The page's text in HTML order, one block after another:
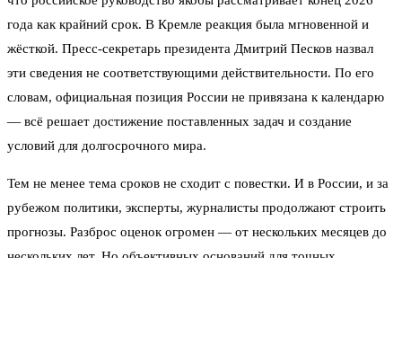
года как крайний срок. В Кремле реакция была мгновенной и
жёсткой. Пресс-секретарь президента Дмитрий Песков назвал
эти сведения не соответствующими действительности. По его
словам, официальная позиция России не привязана к календарю
— всё решает достижение поставленных задач и создание
условий для долгосрочного мира.
Тем не менее тема сроков не сходит с повестки. И в России, и за
рубежом политики, эксперты, журналисты продолжают строить
прогнозы. Разброс оценок огромен — от нескольких месяцев до
нескольких лет. Но объективных оснований для точных